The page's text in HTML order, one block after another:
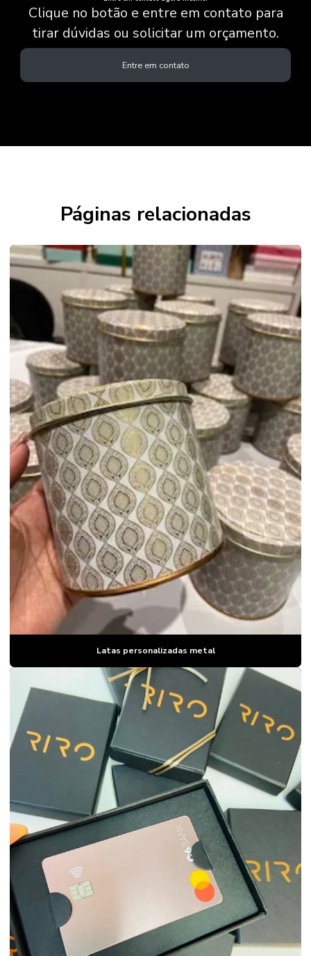
Clique no botão e entre em contato para
tirar dúvidas ou solicitar um orçamento.
Entre em contato
Páginas relacionadas
Latas personalizadas metal